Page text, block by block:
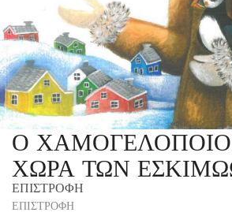
Ο
ΧΩΡΑ ΤΩΝ
ΕΠΙΣΤΡΟΦΗ
ΕΠΙΣΤΡΟΦΗ